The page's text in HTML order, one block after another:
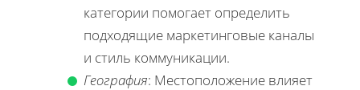
категории помогает определить
подходящие маркетинговые каналы
и стиль коммуникации.
География: Местоположение влияет